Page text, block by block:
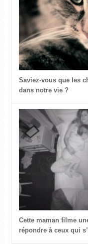
Saviez-vous que les
dans notre vie ?
Cette maman filme
répondre à ceux qui